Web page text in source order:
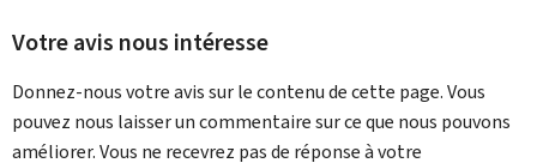
Votre avis nous intéresse
Donnez-nous votre avis sur le contenu de cette page. Vous
pouvez nous laisser un commentaire sur ce que nous pouvons
améliorer. Vous ne recevrez pas de réponse à votre